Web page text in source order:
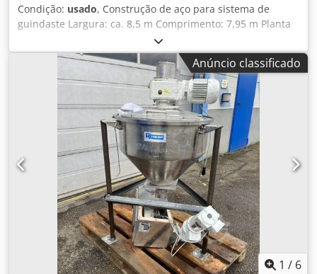
Condição: usado, Construção de aço para sistema de
guindaste Largura: ca. 8,5 m Comprimento: 7,95 m Planta
desmantelada a planta será vendida "como é" turnê: você
está cordialmente convidado, para visitar o artigo - sinta-
se livre para contatar-nos e agende a curto prazo.
Dkodpfxebruzge Adljr Atenção: não garante, não troca, não
Anúncio classificado
1 / 6